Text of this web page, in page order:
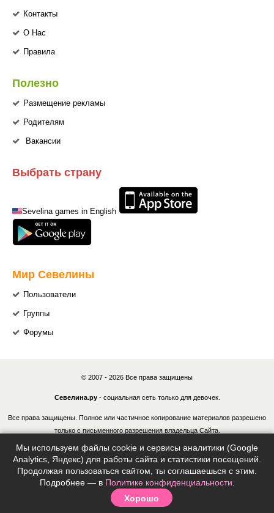
Контакты
О Нас
Правила
Полезно
Размещение рекламы
Родителям
Вакансии
Выбрать страну
Sevelina games in English
Мир Севелины
Пользователи
Группы
Форумы
© 2007 - 2026 Все права защищены
Севелина.ру- социальная сеть только для девочек.
Все права защищены. Полное или частичное копирование материалов разрешено
только с письменного разрешения владельца Сайта.
В случае обнаружения нарушений, виновные лица могут быть привлечены к
ответственности в соответствии с действующим законодательством Российской
Федерации.
Согласие на обработку ПДн
Мы используем файлы cookie и сервисы аналитики (Google
Analytics, Яндекс) для работы сайта и статистики посещений.
Продолжая пользоваться сайтом, ты соглашаешься с этим.
Подробнее — в Политике конфиденциальности
Хорошо